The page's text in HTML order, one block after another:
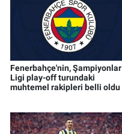
Fenerbahçe'nin, Şampiyonlar
Ligi play-off turundaki
muhtemel rakipleri belli oldu